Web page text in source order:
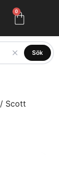
0
Sök
/ Scott